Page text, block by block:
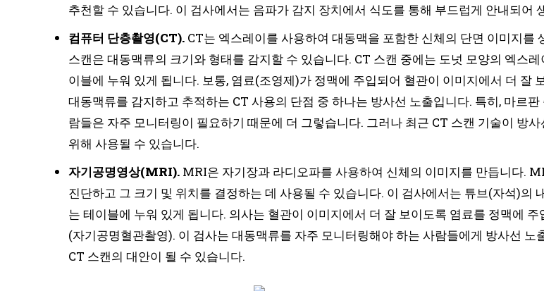
추천할 수 있습니다. 이 검사에서는 음파가 감지 장치에서 식도를 통해 부드럽게 안내되어
컴퓨터 단층촬영(CT). CT는 엑스레이를 사용하여 대동맥을 포함한 신체의 단면 이미지를
스캔은 대동맥류의 크기와 형태를 감지할 수 있습니다. CT 스캔 중에는 도넛 모양의 엑스
이블에 누워 있게 됩니다. 보통, 염료(조영제)가 정맥에 주입되어 혈관이 이미지에서 더 잘
대동맥류를 감지하고 추적하는 CT 사용의 단점 중 하나는 방사선 노출입니다. 특히, 마르
람들은 자주 모니터링이 필요하기 때문에 더 그렇습니다. 그러나 최근 CT 스캔 기술이 방
위해 사용될 수 있습니다.
자기공명영상(MRI). MRI은 자기장과 라디오파를 사용하여 신체의 이미지를 만듭니다.
진단하고 그 크기 및 위치를 결정하는 데 사용될 수 있습니다. 이 검사에서는 튜브(자석)의
는 테이블에 누워 있게 됩니다. 의사는 혈관이 이미지에서 더 잘 보이도록 염료를 정맥에
(자기공명혈관촬영). 이 검사는 대동맥류를 자주 모니터링해야 하는 사람들에게 방사선 노
CT 스캔의 대안이 될 수 있습니다.